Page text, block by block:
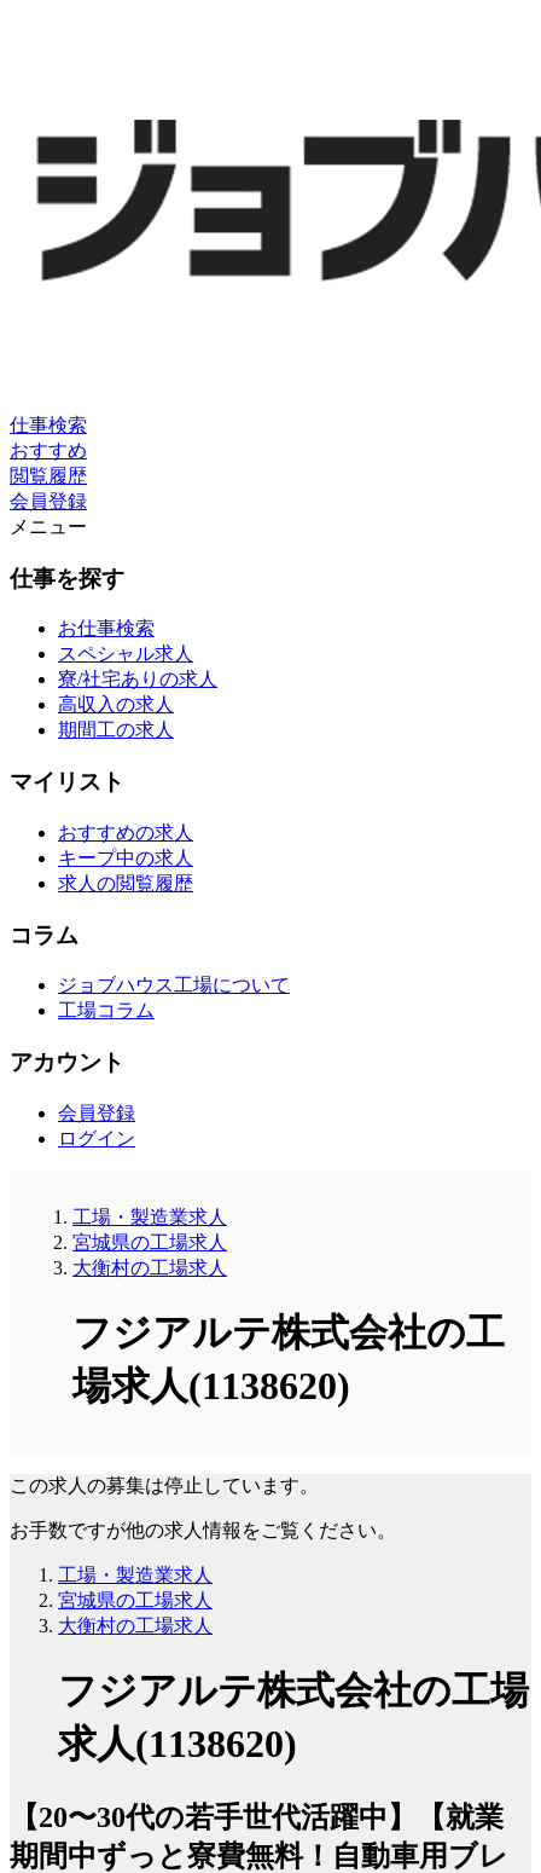
仕事検索
おすすめ
閲覧履歴
会員登録
メニュー
仕事を探す
お仕事検索
スペシャル求人
寮/社宅ありの求人
高収入の求人
期間工の求人
マイリスト
おすすめの求人
キープ中の求人
求人の閲覧履歴
コラム
ジョブハウス工場について
工場コラム
アカウント
会員登録
ログイン
工場・製造業求人
宮城県の工場求人
大衡村の工場求人
フジアルテ株式会社の工
場求人(1138620)
この求人の募集は停止しています。
お手数ですが他の求人情報をご覧ください。
工場・製造業求人
宮城県の工場求人
大衡村の工場求人
フジアルテ株式会社の工場
求人(1138620)
【20〜30代の若手世代活躍中】【就業
期間中ずっと寮費無料！自動車用ブレ